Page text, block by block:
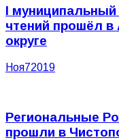
I муниципальный
чтений прошёл в
округе
Ноя72019
Региональные
прошли в